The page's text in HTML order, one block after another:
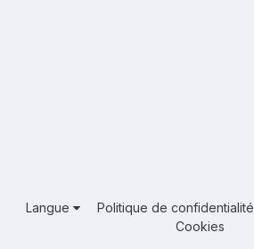
Langue Politique de confidentialité
Cookies